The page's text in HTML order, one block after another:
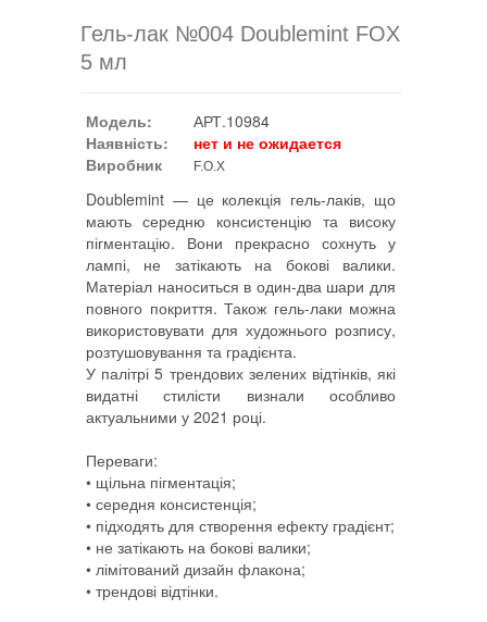
Гель-лак №004 Doublemint FOX
5 мл
Модель:
АРТ.10984
Наявність:
нет и не ожидается
Виробник
F.O.X
Doublemint — це колекція гель-лаків, що
мають середню консистенцію та високу
пігментацію. Вони прекрасно сохнуть у
лампі, не затікають на бокові валики.
Матеріал наноситься в один-два шари для
повного покриття. Також гель-лаки можна
використовувати для художнього розпису,
розтушовування та градієнта.
У палітрі 5 трендових зелених відтінків, які
видатні стилісти визнали особливо
актуальними у 2021 році.
Переваги:
• щільна пігментація;
• середня консистенція;
• підходять для створення ефекту градієнт;
• не затікають на бокові валики;
• лімітований дизайн флакона;
• трендові відтінки.